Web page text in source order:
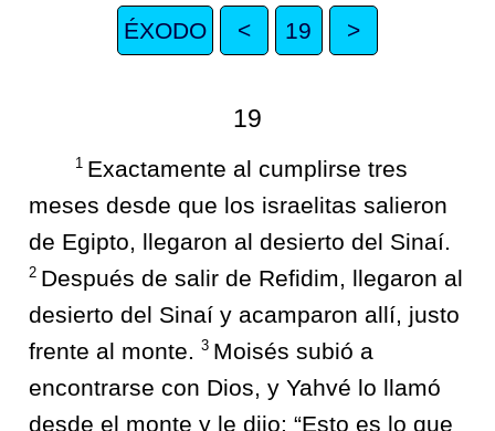
ÉXODO < 19 >
19
1 Exactamente al cumplirse tres
meses desde que los israelitas salieron
de Egipto, llegaron al desierto del Sinaí.
2 Después de salir de Refidim, llegaron al
desierto del Sinaí y acamparon allí, justo
frente al monte. 3 Moisés subió a
encontrarse con Dios, y Yahvé lo llamó
desde el monte y le dijo: “Esto es lo que